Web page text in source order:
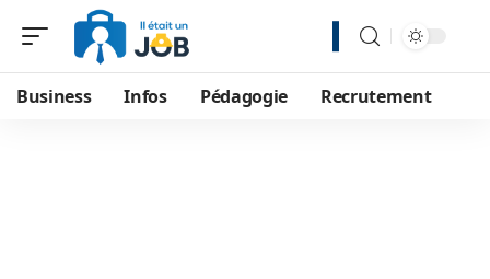
Business Infos Pédagogie Recrutement